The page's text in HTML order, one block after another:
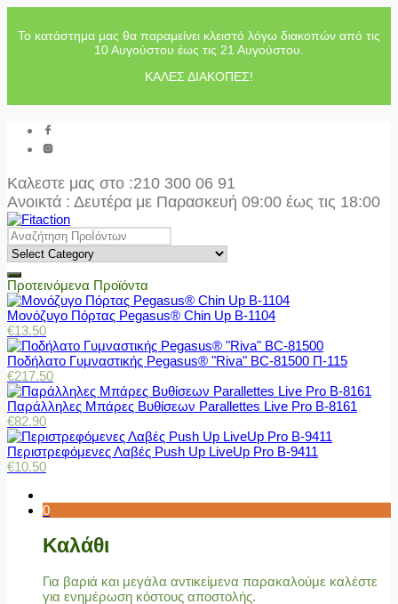
Το κατάστημα μας θα παραμείνει κλειστό λόγω διακοπών από τις
10 Αυγούστου έως τις 21 Αυγούστου.
ΚΑΛΕΣ ΔΙΑΚΟΠΕΣ!
Καλεστε μας στο :210 300 06 91
Ανοικτά : Δευτέρα με Παρασκευή 09:00 έως τις 18:00
Προτεινόμενα Προϊόντα
Μονόζυγο Πόρτας Pegasus® Chin Up Β-1104
€13.50
Ποδήλατο Γυμναστικής Pegasus® "Riva" BC-81500 Π-115
€217.50
Παράλληλες Μπάρες Βυθίσεων Parallettes Live Pro Β-8161
€82.90
Περιστρεφόμενες Λαβές Push Up LiveUp Pro Β-9411
€10.50
0
Καλάθι
Για βαριά και μεγάλα αντικείμενα παρακαλούμε καλέστε
για ενημέρωση κόστους αποστολής.